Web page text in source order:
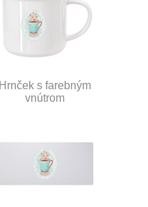
Hrnček s farebným
vnútrom